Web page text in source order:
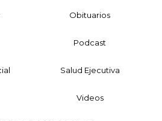
Obituarios
Podcast
Salud Ejecutiva
Videos